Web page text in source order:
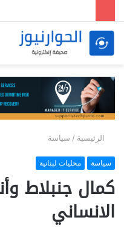
الرئيسية / سياسة
سياسة محليات لبنانية
كمال جنبلاط
الانساني